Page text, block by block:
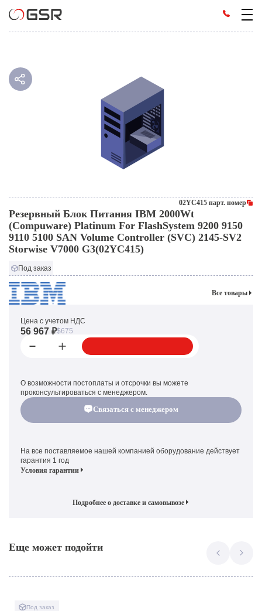
02YC415 парт. номер
Резервный Блок Питания IBM 2000Wt
(Compuware) Platinum For FlashSystem 9200 9150
9110 5100 SAN Volume Controller (SVC) 2145-SV2
Storwise V7000 G3(02YC415)
Под заказ
Все товары
Цена с учетом НДС
56 967 ₽$675
О возможности постоплаты и отсрочки вы можете
проконсультироваться с менеджером.
Связаться с менеджером
На все поставляемое нашей компанией оборудование действует
гарантия 1 год
Условия гарантии
Подробнее о доставке и самовывозе
Еще может подойти
Под заказ